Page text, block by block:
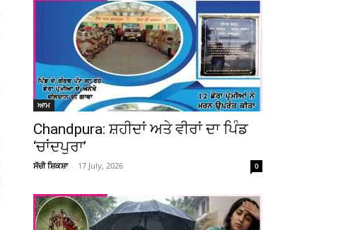
ਆਮ
Chandpura: ਸ਼ਹੀਦਾਂ ਅਤੇ ਵੀਰਾਂ ਦਾ ਪਿੰਡ
‘ਚਾਂਦਪੁਰਾ’
ਸੱਚੀ ਸ਼ਿਕਸ਼ਾ - 17 July, 2026 0